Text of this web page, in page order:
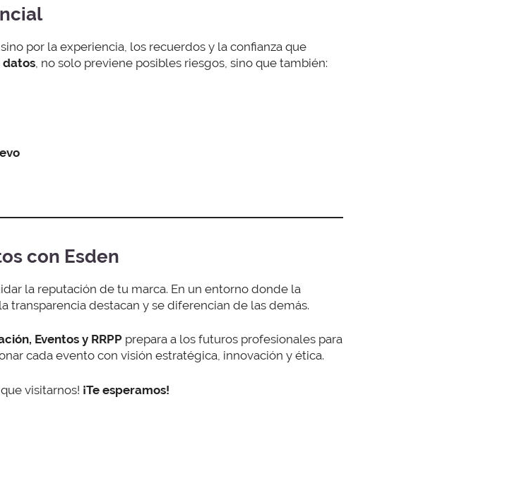
sino por la experiencia, los recuerdos y la confianza que
datos, no solo previene posibles riesgos, sino que también:
con Esden
la reputación de tu marca. En un entorno donde la
transparencia destacan y se diferencian de las demás.
Eventos y RRPP prepara a los futuros profesionales para
cada evento con visión estratégica, innovación y ética.
visitarnos! ¡Te esperamos!